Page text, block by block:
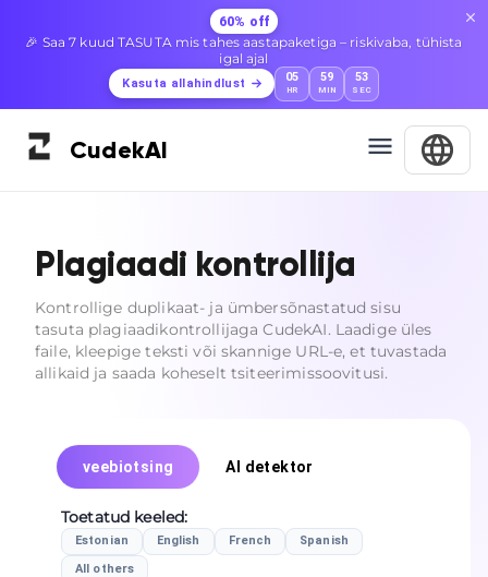
60% off
🎉 Saa 7 kuud TASUTA mis tahes aastapaketiga – riskivaba, tühista
igal ajal
Kasuta allahindlust 05
HR
59
MIN
52
SEC
CudekAI
Plagiaadi kontrollija
Kontrollige duplikaat- ja ümbersõnastatud sisu
tasuta plagiaadikontrollijaga CudekAI. Laadige üles
faile, kleepige teksti või skannige URL-e, et tuvastada
allikaid ja saada koheselt tsiteerimissoovitusi.
veebiotsing AI detektor
Toetatud keeled:
Estonian English French
Spanish
All others